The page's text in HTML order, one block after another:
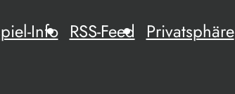
Info RSS-Feed Privatsphäre